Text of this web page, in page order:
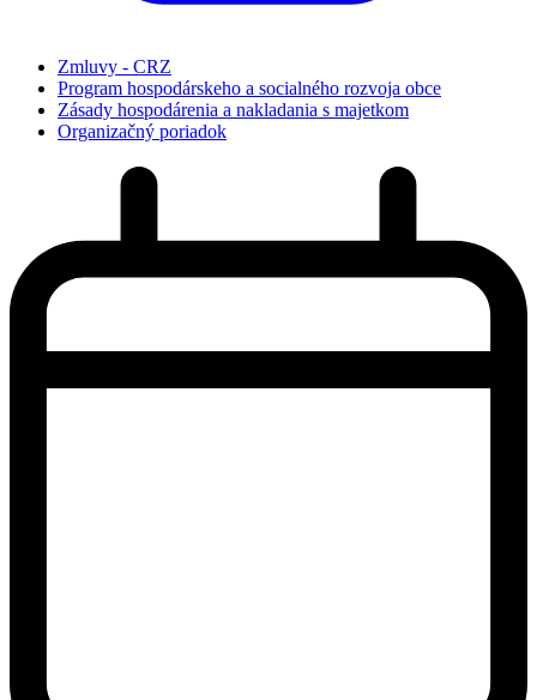
Zmluvy - CRZ
Program hospodárskeho a socialného rozvoja obce
Zásady hospodárenia a nakladania s majetkom
Organizačný poriadok